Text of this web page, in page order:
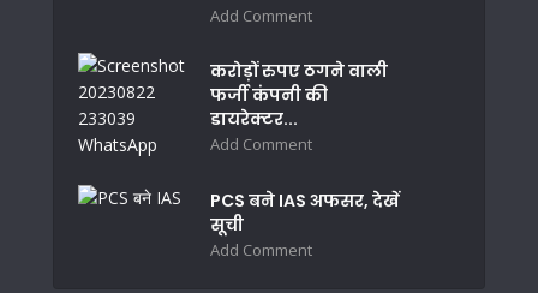
Add Comment
करोड़ों रुपए ठगने वाली
फर्जी कंपनी की
डायरेक्टर...
Add Comment
PCS बने IAS अफसर, देखें
सूची
Add Comment